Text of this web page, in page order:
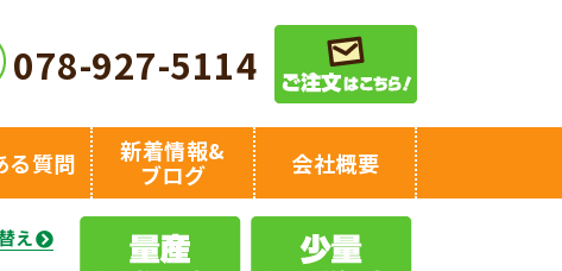
078-927-5114
る質問
新着情報&
ブログ
会社概要
え